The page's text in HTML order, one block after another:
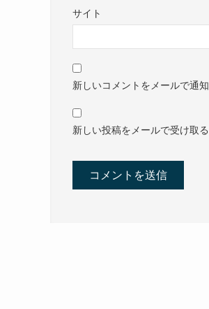
サイト
新しいコメントをメールで通知
新しい投稿をメールで受け取る